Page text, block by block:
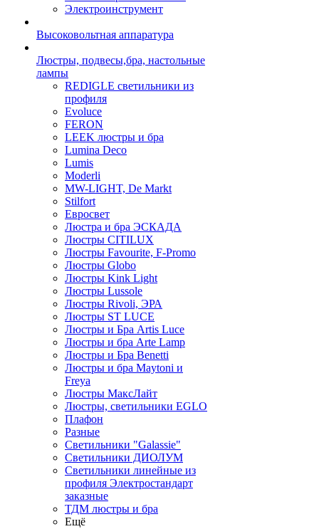
Электроинструмент
Высоковольтная аппаратура
Люстры, подвесы,бра, настольные
лампы
REDIGLE светильники из
профиля
Evoluce
FERON
LEEK люстры и бра
Lumina Deco
Lumis
Moderli
MW-LIGHT, De Markt
Stilfort
Евросвет
Люстра и бра ЭСКАДА
Люстры CITILUX
Люстры Favourite, F-Promo
Люстры Globo
Люстры Kink Light
Люстры Lussole
Люстры Rivoli, ЭРА
Люстры ST LUCE
Люстры и Бра Artis Luce
Люстры и бра Arte Lamp
Люстры и Бра Benetti
Люстры и бра Maytoni и
Freya
Люстры МаксЛайт
Люстры, светильники EGLO
Плафон
Разные
Светильники "Galassie"
Светильники ДИОЛУМ
Светильники линейные из
профиля Электростандарт
заказные
ТДМ люстры и бра
Ещё